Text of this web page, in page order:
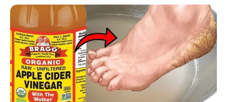
Keluarga
Ayah: Halilintar Anofial Asmid
Ibu: Lenggogeni Faruk
Saudara Laki-laki: Atta, Thariq, Saaih, Muntazar, Qahtan
Saudara Perempuan: Sohwa, Sajidah, Abqariyyah, Siti Fatimah,
Siti Saleha